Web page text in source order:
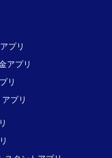
プリ
アプリ
リ
プリ